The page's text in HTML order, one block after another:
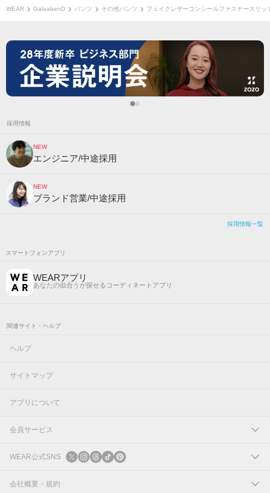
WEAR GalaabenD パンツ その他パンツ フェイクレザーコンシールファスナースリッ
採用情報
NEW
エンジニア/中途採用
NEW
ブランド営業/中途採用
採用情報一覧
スマートフォンアプリ
WEARアプリ
あなたの似合うが探せるコーディネートアプリ
関連サイト・ヘルプ
ヘルプ
サイトマップ
アプリについて
会員サービス
ログイン
新規会員登録
WEAR公式SNS
X
会社概要・規約